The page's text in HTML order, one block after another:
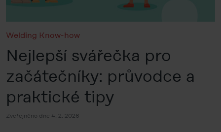
Welding Know-how
Nejlepší svářečka pro
začátečníky: průvodce a
praktické tipy
Zveřejněno dne 4. 2. 2026